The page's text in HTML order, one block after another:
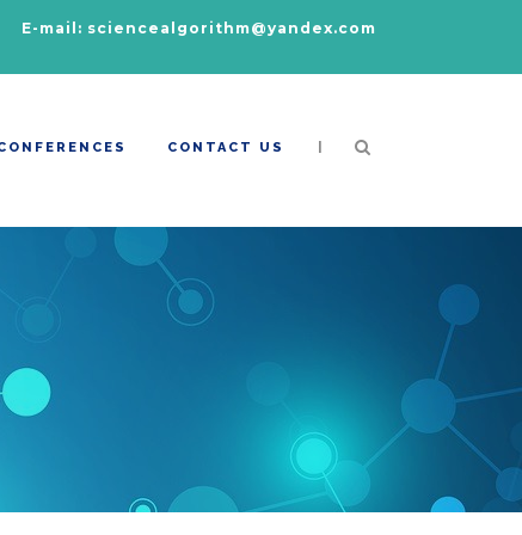
E-mail: sciencealgorithm@yandex.com
CONTACT US |